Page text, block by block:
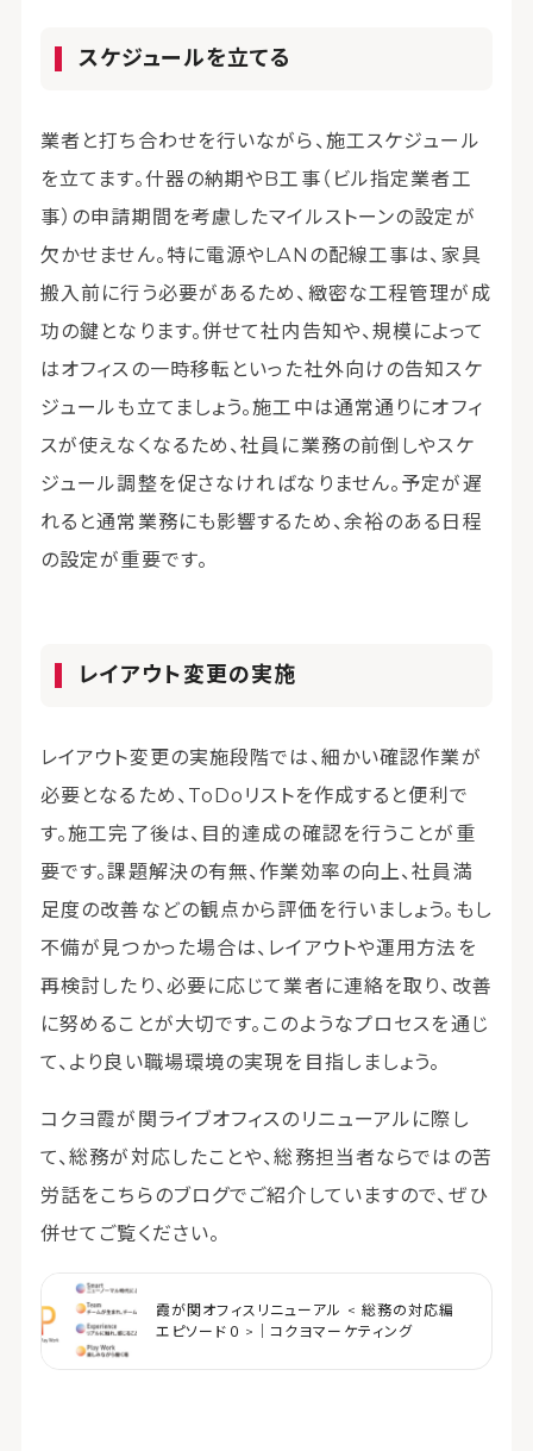
スケジュールを立てる
業者と打ち合わせを行いながら、施工スケジュール
を立てます。什器の納期やB工事（ビル指定業者工
事）の申請期間を考慮したマイルストーンの設定が
欠かせません。特に電源やLANの配線工事は、家具
搬入前に行う必要があるため、緻密な工程管理が成
功の鍵となります。併せて社内告知や、規模によって
はオフィスの一時移転といった社外向けの告知スケ
ジュールも立てましょう。施工中は通常通りにオフィ
スが使えなくなるため、社員に業務の前倒しやスケ
ジュール調整を促さなければなりません。予定が遅
れると通常業務にも影響するため、余裕のある日程
の設定が重要です。
レイアウト変更の実施
レイアウト変更の実施段階では、細かい確認作業が
必要となるため、ToDoリストを作成すると便利で
す。施工完了後は、目的達成の確認を行うことが重
要です。課題解決の有無、作業効率の向上、社員満
足度の改善などの観点から評価を行いましょう。もし
不備が見つかった場合は、レイアウトや運用方法を
再検討したり、必要に応じて業者に連絡を取り、改善
に努めることが大切です。このようなプロセスを通じ
て、より良い職場環境の実現を目指しましょう。
コクヨ霞が関ライブオフィスのリニューアルに際し
て、総務が対応したことや、総務担当者ならではの苦
労話をこちらのブログでご紹介していますので、ぜひ
併せてご覧ください。
霞が関オフィスリニューアル < 総務の対応編
エピソード０ >｜コクヨマーケティング